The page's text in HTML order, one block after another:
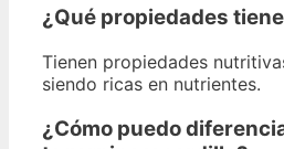
¿Qué propiedades
Tienen propiedades
siendo ricas en nutrientes.
¿Cómo puedo